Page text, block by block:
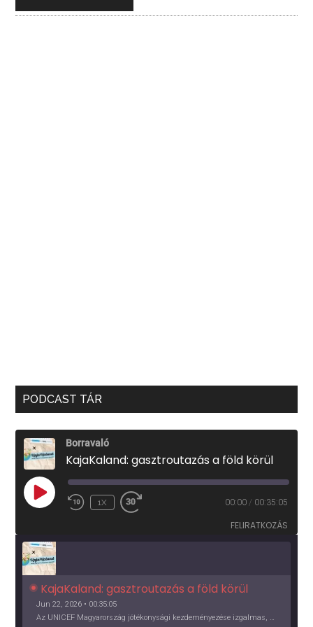
PODCAST TÁR
Borravaló
KajaKaland: gasztroutazás a föld körül
PLAY
EPISODE
1X 00:00 / 00:35:05
FELIRATKOZÁS
KajaKaland: gasztroutazás a föld körül
Jun 22, 2026 • 00:35:05
Az UNICEF Magyarország jótékonysági kezdeményezése izgalmas, egész éves világkörüli ízutazásra hív, igazi családi program és gasztroedukáció, illetve segítség a rászorulóknak is egyben.